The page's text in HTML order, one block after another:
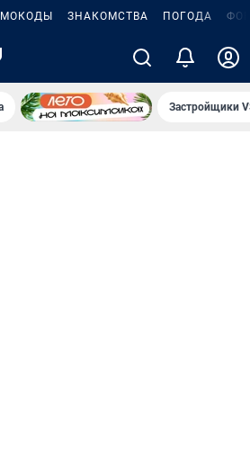
ЗНАКОМСТВА ПОГОДА
Застройщики